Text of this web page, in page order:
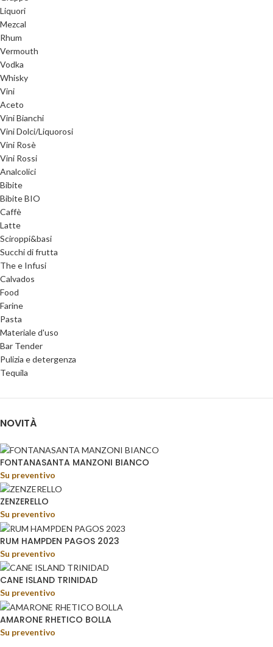
Liquori
Mezcal
Rhum
Vermouth
Vodka
Whisky
Vini
Aceto
Vini Bianchi
Vini Dolci/Liquorosi
Vini Rosè
Vini Rossi
Analcolici
Bibite
Bibite BIO
Caffè
Latte
Sciroppi&basi
Succhi di frutta
The e Infusi
Calvados
Food
Farine
Pasta
Materiale d'uso
Bar Tender
Pulizia e detergenza
Tequila
NOVITÀ
FONTANASANTA MANZONI BIANCO
Su preventivo
ZENZERELLO
Su preventivo
RUM HAMPDEN PAGOS 2023
Su preventivo
CANE ISLAND TRINIDAD
Su preventivo
AMARONE RHETICO BOLLA
Su preventivo